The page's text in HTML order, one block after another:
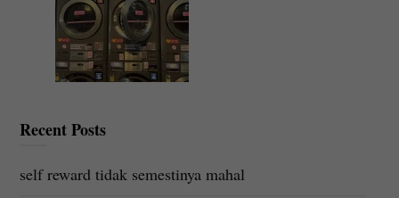
Recent Posts
self reward tidak semestinya mahal